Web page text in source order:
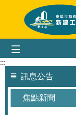
跳到主要內容區塊
:::
訊息公告
焦點新聞